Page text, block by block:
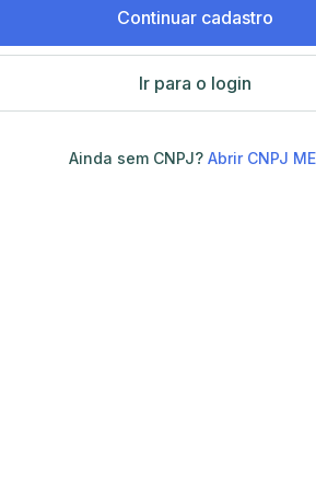
Continuar cadastro
Ir para o login
Ainda sem CNPJ? Abrir CNPJ